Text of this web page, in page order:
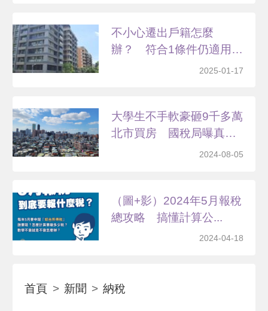
不小心遷出戶籍怎麼
辦？ 符合1條件仍適用土
2025-01-17
大學生不手軟豪砸9千多萬
北市買房 國稅局曝真
2024-08-05
（圖+影）2024年5月報稅
總攻略 搞懂計算公...
2024-04-18
首頁 新聞 納稅